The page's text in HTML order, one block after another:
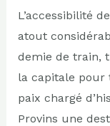
L’accessibilité
atout
demie de train,
la capitale pour
paix chargé
Provins une